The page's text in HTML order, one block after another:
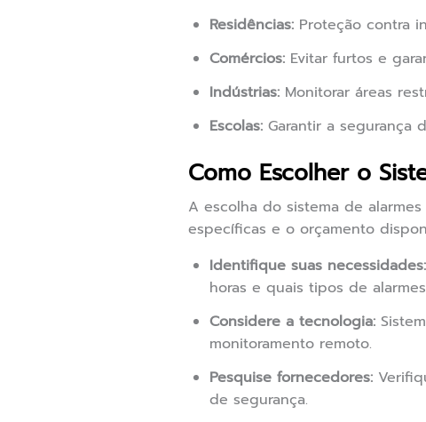
Residências: Proteção contra
Comércios: Evitar furtos e
Indústrias: Monitorar áreas
Escolas: Garantir a segurança
Como Escolher o
A escolha do sistema de
específicas e o orçamento
Identifique suas necessidades:
horas e quais tipos de
Considere a tecnologia:
monitoramento remoto.
Pesquise fornecedores:
de segurança.